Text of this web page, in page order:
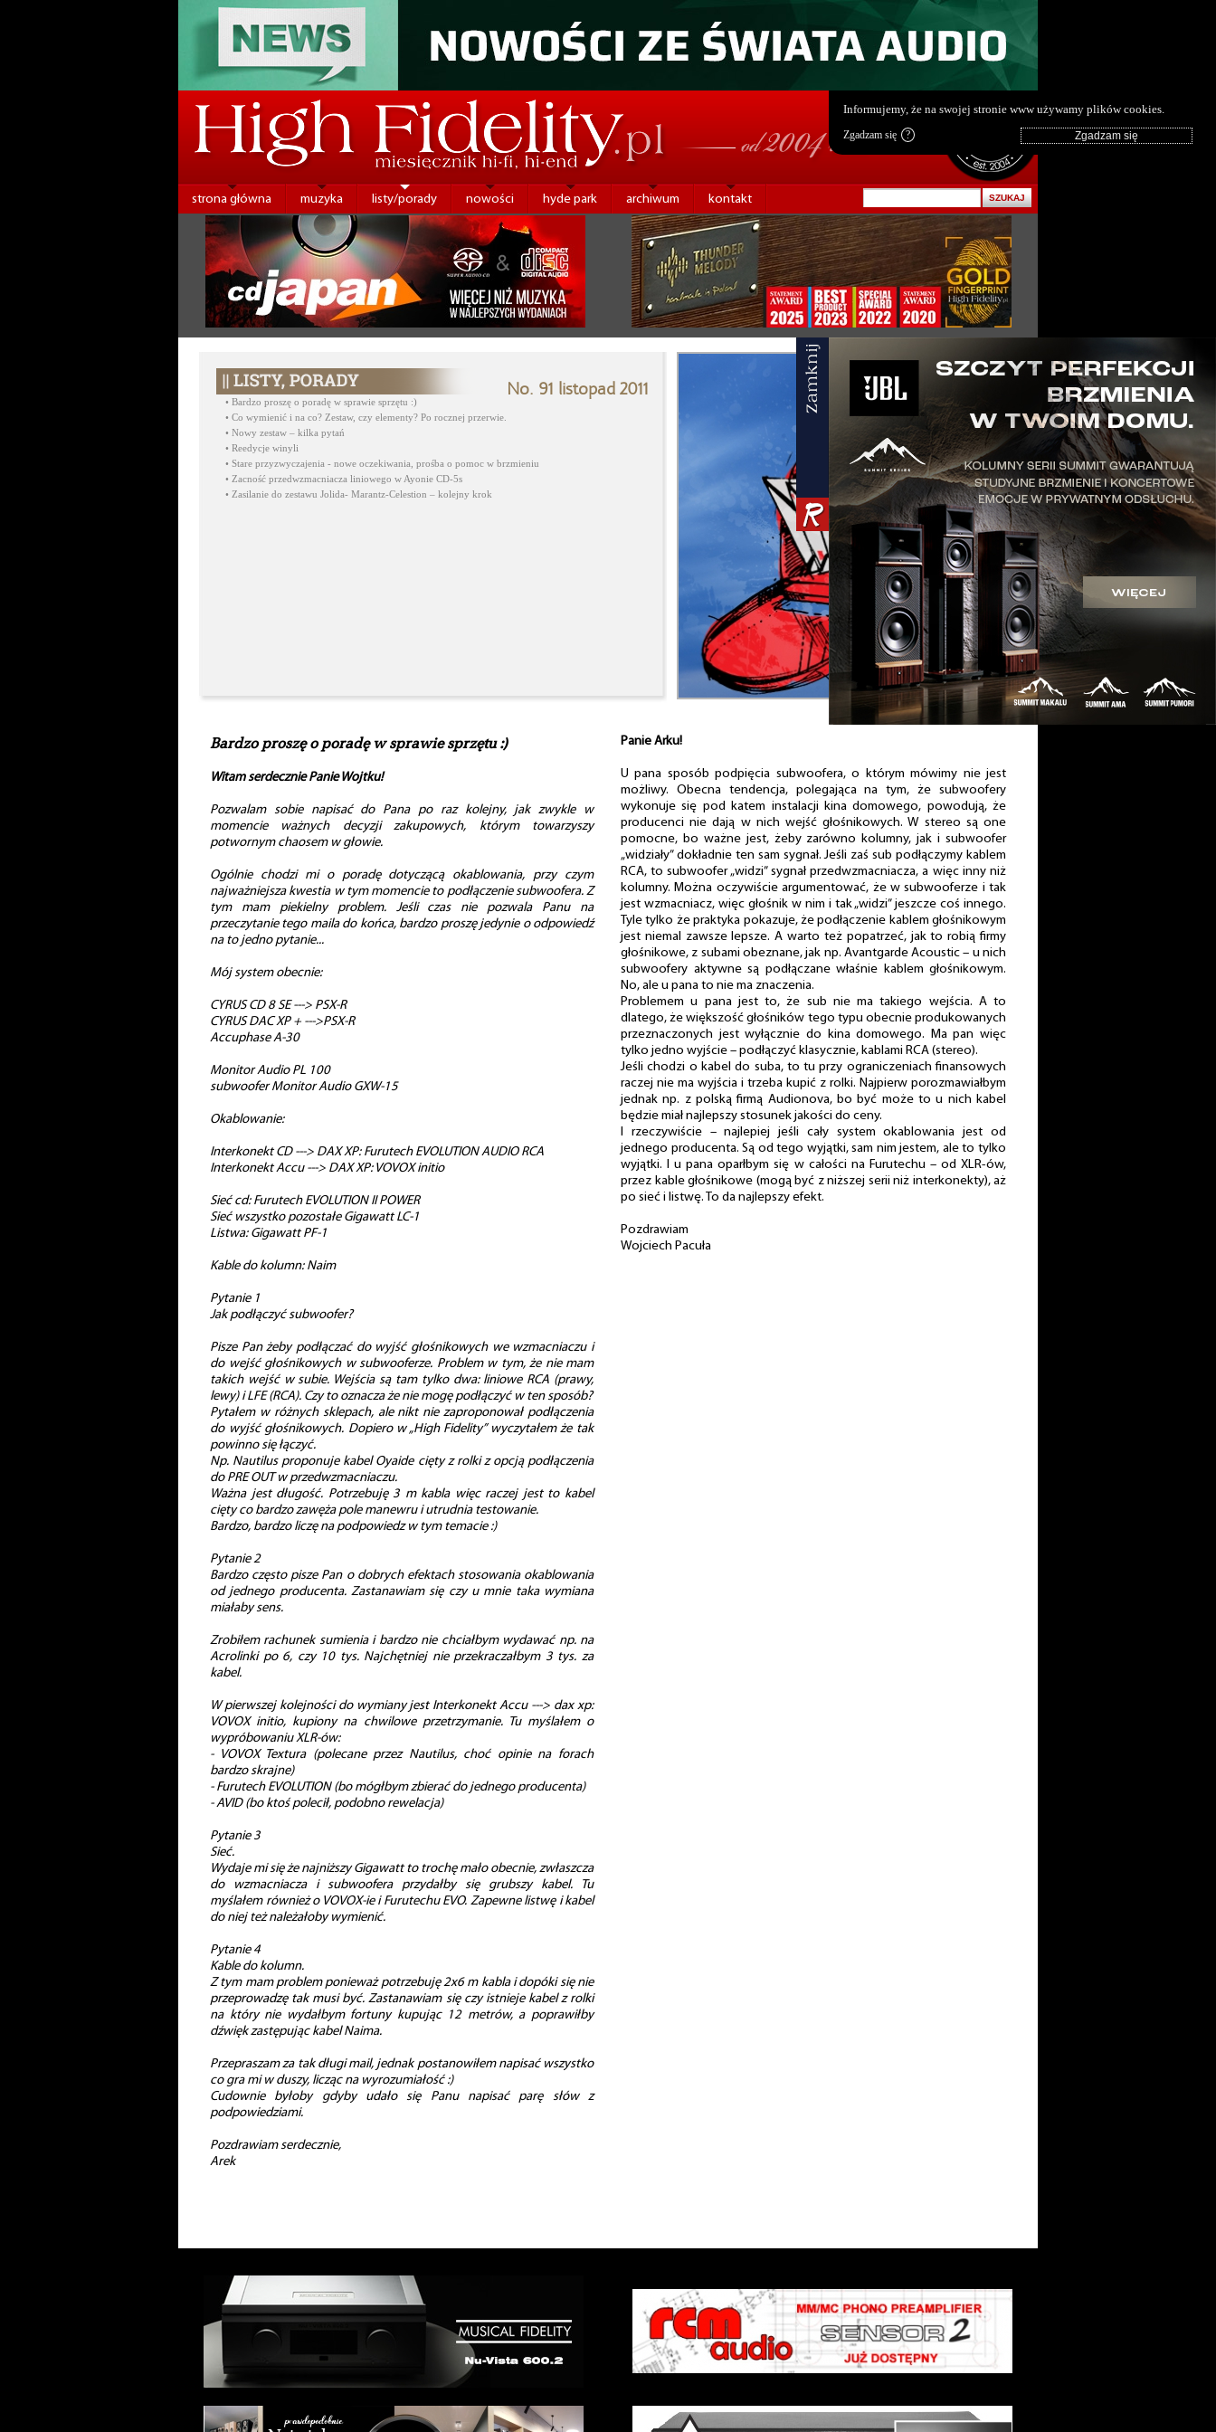
strona główna muzyka listy/porady nowości hyde park archiwum kontakt
No. 91 listopad 2011
• Bardzo proszę o poradę w sprawie sprzętu :)
• Co wymienić i na co? Zestaw, czy elementy? Po rocznej przerwie.
• Nowy zestaw – kilka pytań
• Reedycje winyli
• Stare przyzwyczajenia - nowe oczekiwania, prośba o pomoc w brzmieniu
• Zacność przedwzmacniacza liniowego w Ayonie CD-5s
• Zasilanie do zestawu Jolida- Marantz-Celestion – kolejny krok
Bardzo proszę o poradę w sprawie sprzętu :)
Witam serdecznie Panie Wojtku!
Pozwalam sobie napisać do Pana po raz kolejny, jak zwykle w
momencie ważnych decyzji zakupowych, którym towarzyszy
potwornym chaosem w głowie.
Ogólnie chodzi mi o poradę dotyczącą okablowania, przy czym
najważniejsza kwestia w tym momencie to podłączenie subwoofera. Z
tym mam piekielny problem. Jeśli czas nie pozwala Panu na
przeczytanie tego maila do końca, bardzo proszę jedynie o odpowiedź
na to jedno pytanie...
Mój system obecnie:
CYRUS CD 8 SE ---> PSX-R
CYRUS DAC XP + --->PSX-R
Accuphase A-30
Monitor Audio PL 100
subwoofer Monitor Audio GXW-15
Okablowanie:
Interkonekt CD ---> DAX XP: Furutech EVOLUTION AUDIO RCA
Interkonekt Accu ---> DAX XP: VOVOX initio
Sieć cd: Furutech EVOLUTION II POWER
Sieć wszystko pozostałe Gigawatt LC-1
Listwa: Gigawatt PF-1
Kable do kolumn: Naim
Pytanie 1
Jak podłączyć subwoofer?
Pisze Pan żeby podłączać do wyjść głośnikowych we wzmacniaczu i
do wejść głośnikowych w subwooferze. Problem w tym, że nie mam
takich wejść w subie. Wejścia są tam tylko dwa: liniowe RCA (prawy,
lewy) i LFE (RCA). Czy to oznacza że nie mogę podłączyć w ten sposób?
Pytałem w różnych sklepach, ale nikt nie zaproponował podłączenia
do wyjść głośnikowych. Dopiero w „High Fidelity” wyczytałem że tak
powinno się łączyć.
Np. Nautilus proponuje kabel Oyaide cięty z rolki z opcją podłączenia
do PRE OUT w przedwzmacniaczu.
Ważna jest długość. Potrzebuję 3 m kabla więc raczej jest to kabel
cięty co bardzo zawęża pole manewru i utrudnia testowanie.
Bardzo, bardzo liczę na podpowiedz w tym temacie :)
Pytanie 2
Bardzo często pisze Pan o dobrych efektach stosowania okablowania
od jednego producenta. Zastanawiam się czy u mnie taka wymiana
miałaby sens.
Zrobiłem rachunek sumienia i bardzo nie chciałbym wydawać np. na
Acrolinki po 6, czy 10 tys. Najchętniej nie przekraczałbym 3 tys. za
kabel.
W pierwszej kolejności do wymiany jest Interkonekt Accu ---> dax xp:
VOVOX initio, kupiony na chwilowe przetrzymanie. Tu myślałem o
wypróbowaniu XLR-ów:
- VOVOX Textura (polecane przez Nautilus, choć opinie na forach
bardzo skrajne)
- Furutech EVOLUTION (bo mógłbym zbierać do jednego producenta)
- AVID (bo ktoś polecił, podobno rewelacja)
Pytanie 3
Sieć.
Wydaje mi się że najniższy Gigawatt to trochę mało obecnie, zwłaszcza
do wzmacniacza i subwoofera przydałby się grubszy kabel. Tu
myślałem również o VOVOX-ie i Furutechu EVO. Zapewne listwę i kabel
do niej też należałoby wymienić.
Pytanie 4
Kable do kolumn.
Z tym mam problem ponieważ potrzebuję 2x6 m kabla i dopóki się nie
przeprowadzę tak musi być. Zastanawiam się czy istnieje kabel z rolki
na który nie wydałbym fortuny kupując 12 metrów, a poprawiłby
dźwięk zastępując kabel Naima.
Przepraszam za tak długi mail, jednak postanowiłem napisać wszystko
co gra mi w duszy, licząc na wyrozumiałość :)
Cudownie byłoby gdyby udało się Panu napisać parę słów z
podpowiedziami.
Pozdrawiam serdecznie,
Arek
Panie Arku!
U pana sposób podpięcia subwoofera, o którym mówimy nie jest
możliwy. Obecna tendencja, polegająca na tym, że subwoofery
wykonuje się pod katem instalacji kina domowego, powodują, że
producenci nie dają w nich wejść głośnikowych. W stereo są one
pomocne, bo ważne jest, żeby zarówno kolumny, jak i subwoofer
„widziały” dokładnie ten sam sygnał. Jeśli zaś sub podłączymy kablem
RCA, to subwoofer „widzi” sygnał przedwzmacniacza, a więc inny niż
kolumny. Można oczywiście argumentować, że w subwooferze i tak
jest wzmacniacz, więc głośnik w nim i tak „widzi” jeszcze coś innego.
Tyle tylko że praktyka pokazuje, że podłączenie kablem głośnikowym
jest niemal zawsze lepsze. A warto też popatrzeć, jak to robią firmy
głośnikowe, z subami obeznane, jak np. Avantgarde Acoustic – u nich
subwoofery aktywne są podłączane właśnie kablem głośnikowym.
No, ale u pana to nie ma znaczenia.
Problemem u pana jest to, że sub nie ma takiego wejścia. A to
dlatego, że większość głośników tego typu obecnie produkowanych
przeznaczonych jest wyłącznie do kina domowego. Ma pan więc
tylko jedno wyjście – podłączyć klasycznie, kablami RCA (stereo).
Jeśli chodzi o kabel do suba, to tu przy ograniczeniach finansowych
raczej nie ma wyjścia i trzeba kupić z rolki. Najpierw porozmawiałbym
jednak np. z polską firmą Audionova, bo być może to u nich kabel
będzie miał najlepszy stosunek jakości do ceny.
I rzeczywiście – najlepiej jeśli cały system okablowania jest od
jednego producenta. Są od tego wyjątki, sam nim jestem, ale to tylko
wyjątki. I u pana oparłbym się w całości na Furutechu – od XLR-ów,
przez kable głośnikowe (mogą być z niższej serii niż interkonekty), aż
po sieć i listwę. To da najlepszy efekt.
Pozdrawiam
Wojciech Pacuła
Informujemy, że na swojej stronie www używamy plików cookies.
Zgadzam się ?